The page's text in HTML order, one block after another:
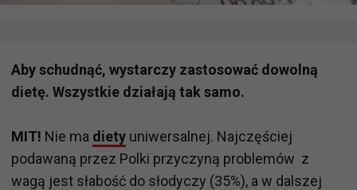
Aby schudnąć, wystarczy zastosować dowolną
dietę. Wszystkie działają tak samo.
MIT! Nie ma diety uniwersalnej. Najczęściej
podawaną przez Polki przyczyną problemów z
wagą jest słabość do słodyczy (35%), a w dalszej